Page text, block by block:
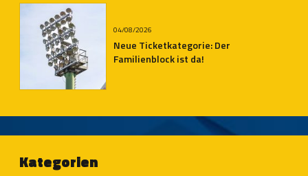
04/08/2026
Neue Ticketkategorie: Der
Familienblock ist da!
Kategorien